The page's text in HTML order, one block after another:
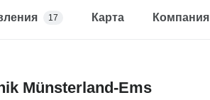
17 Карта Компания
Münsterland-Ems